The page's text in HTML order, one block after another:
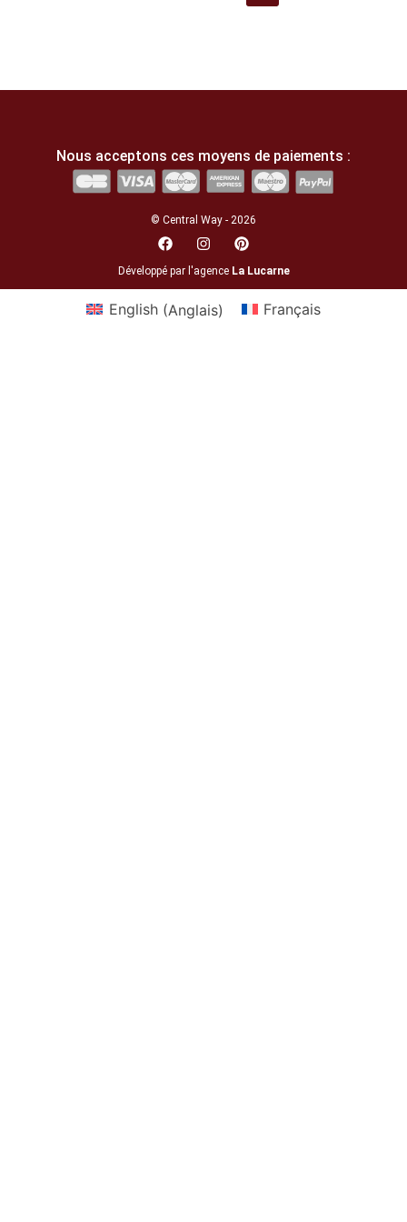
Nous acceptons ces moyens de paiements :
© Central Way - 2026
Développé par l'agence La Lucarne
English(Anglais) Français